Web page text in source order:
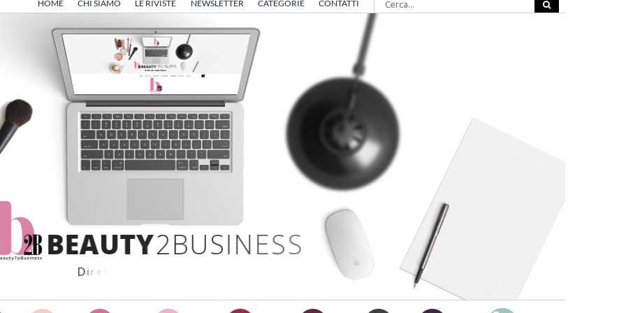
HOME CHI SIAMO LE RIVISTE NEWSLETTER CATEGORIE CONTATTI
per:
BEAUTY2BUSINESS
Dir e